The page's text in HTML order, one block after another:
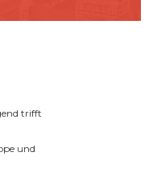
trifft
und